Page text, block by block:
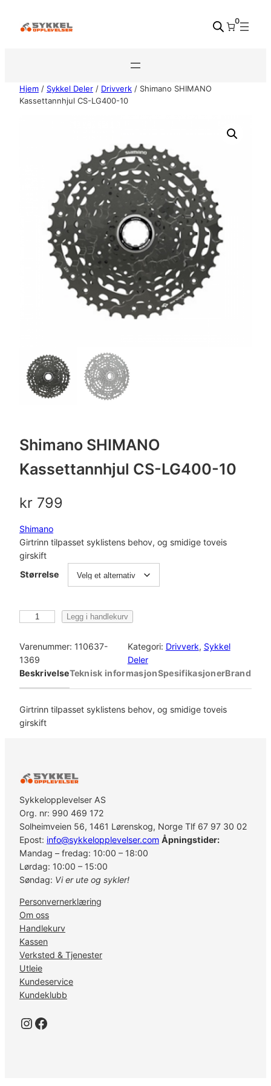
0
Hjem / Sykkel Deler / Drivverk / Shimano SHIMANO
Kassettannhjul CS-LG400-10
Shimano SHIMANO
Kassettannhjul CS-LG400-10
kr 799
Shimano
Girtrinn tilpasset syklistens behov, og smidige toveis
girskift
Størrelse
i
m
a
S
H
N
K
a
s
s
e
t
t
a
n
n
h
j
u
l
C
S
-
L
Legg i handlekurv
Varenummer: 110637-
1369
Kategori: Drivverk, Sykkel
Deler
BeskrivelseTeknisk informasjonSpesifikasjonerBrand
Girtrinn tilpasset syklistens behov, og smidige toveis
girskift
Sykkelopplevelser AS
Org. nr: 990 469 172
Solheimveien 56, 1461 Lørenskog, Norge Tlf 67 97 30 02
Epost: info@sykkelopplevelser.com Åpningstider:
Mandag – fredag: 10:00 – 18:00
Lørdag: 10:00 – 15:00
Søndag: Vi er ute og sykler!
Personvernerklæring
Om oss
Handlekurv
Kassen
Verksted & Tjenester
Utleie
Kundeservice
Kundeklubb
Instagram Facebook